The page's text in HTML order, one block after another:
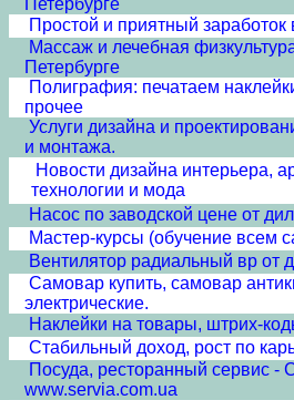
Петербурге
Простой и приятный заработок
Массаж и лечебная
Петербурге
Полиграфия: печатаем
прочее
Услуги дизайна и
и монтажа.
Новости дизайна интерьера,
технологии и мода
Насос по заводской цене от
Мастер-курсы (обучение всем
Вентилятор радиальный вр от
Самовар купить, самовар
электрические.
Наклейки на товары, штрих-
Стабильный доход, рост по
Посуда, ресторанный сервис -
www.servia.com.ua